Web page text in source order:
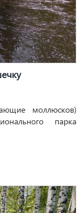
моллюсков)
парка